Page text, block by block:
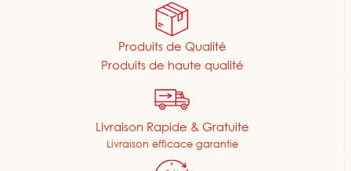
Produits de Qualité
Produits de haute qualité
Livraison Rapide & Gratuite
Livraison efficace garantie